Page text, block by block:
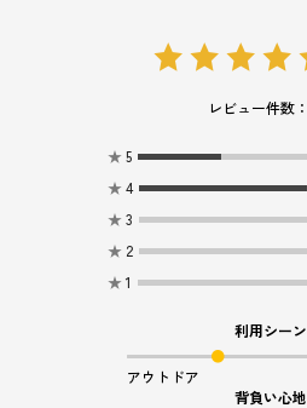
レビュー件数：
★ 5
★ 4
★ 3
★ 2
★ 1
利用シーン
アウトドア
背負い心地